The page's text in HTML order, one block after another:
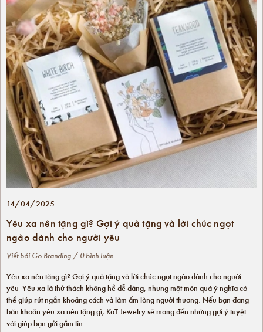
14/04/2025
Yêu xa nên tặng gì? Gợi ý quà tặng và lời chúc ngọt
ngào dành cho người yêu
Viết bởi Go Branding / 0 bình luận
Yêu xa nên tặng gì? Gợi ý quà tặng và lời chúc ngọt ngào dành cho người
yêu Yêu xa là thử thách không hề dễ dàng, nhưng một món quà ý nghĩa có
thể giúp rút ngắn khoảng cách và làm ấm lòng người thương. Nếu bạn đang
băn khoăn yêu xa nên tặng gì, KaT Jewelry sẽ mang đến những gợi ý tuyệt
vời giúp bạn gửi gắm tìn...